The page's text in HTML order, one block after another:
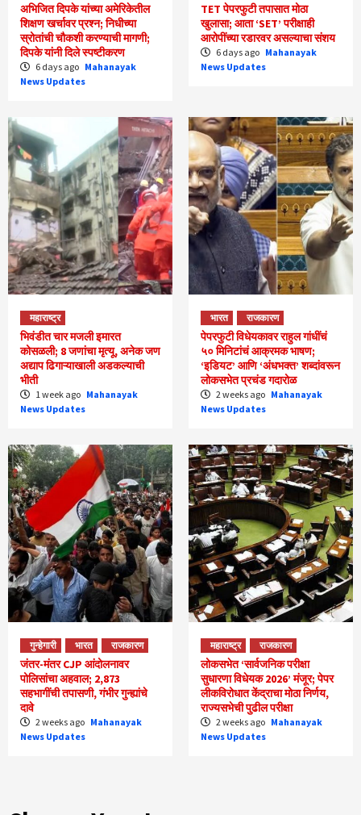
अभिजित दिपके यांच्या अमेरिकेतील
शिक्षण खर्चावर प्रश्न; निधीच्या
स्रोतांची चौकशी करण्याची मागणी;
दिपके यांनी दिले स्पष्टीकरण
6 days ago Mahanayak
News Updates
TET पेपरफुटी तपासात मोठा
खुलासा; आता ‘SET’ परीक्षाही
आरोपींच्या रडारवर असल्याचा संशय
6 days ago Mahanayak
News Updates
महाराष्ट्र
भिवंडीत चार मजली इमारत
कोसळली; 8 जणांचा मृत्यू, अनेक जण
अद्याप ढिगाऱ्याखाली अडकल्याची
भीती
1 week ago Mahanayak
News Updates
भारत राजकारण
पेपरफुटी विधेयकावर राहुल गांधींचं
५० मिनिटांचं आक्रमक भाषण;
‘इडियट’ आणि ‘अंधभक्त’ शब्दांवरून
लोकसभेत प्रचंड गदारोळ
2 weeks ago Mahanayak
News Updates
गुन्हेगारी भारत राजकारण
जंतर-मंतर CJP आंदोलनावर
पोलिसांचा अहवाल; 2,873
सहभागींची तपासणी, गंभीर गुन्ह्यांचे
दावे
2 weeks ago Mahanayak
News Updates
महाराष्ट्र राजकारण
लोकसभेत ‘सार्वजनिक परीक्षा
सुधारणा विधेयक 2026’ मंजूर; पेपर
लीकविरोधात केंद्राचा मोठा निर्णय,
राज्यसभेची पुढील परीक्षा
2 weeks ago Mahanayak
News Updates